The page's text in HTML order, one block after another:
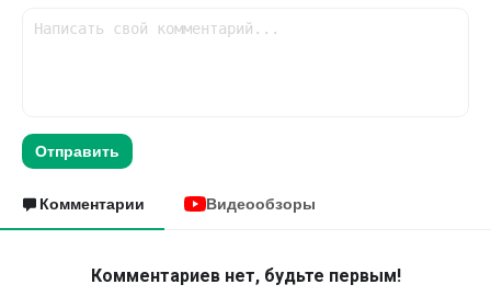
Отправить
Комментарии Видеообзоры
Комментариев нет, будьте первым!